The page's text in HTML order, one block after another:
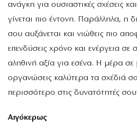
ανάγκη για ουσιαστικές σχέσεις
γίνεται πιο έντονη. Παράλληλα, η
σου αυξάνεται και νιώθεις πιο
επενδύσεις χρόνο και ενέργεια σε
αληθινή αξία για εσένα. Η μέρα
οργανώσεις καλύτερα τα σχέδιά
περισσότερο στις δυνατότητές
Αιγόκερως